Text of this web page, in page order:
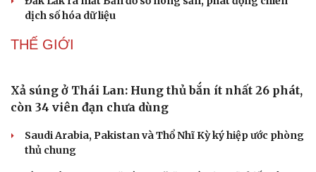
Thông tin doanh nghiệp
Doanh nghiệp 24h
Sành điệu
dịch số hóa dữ liệu
THẾ GIỚI
Xả súng ở Thái Lan: Hung thủ bắn ít nhất 26 phát,
còn 34 viên đạn chưa dùng
Saudi Arabia, Pakistan và Thổ Nhĩ Kỳ ký hiệp ước phòng
thủ chung